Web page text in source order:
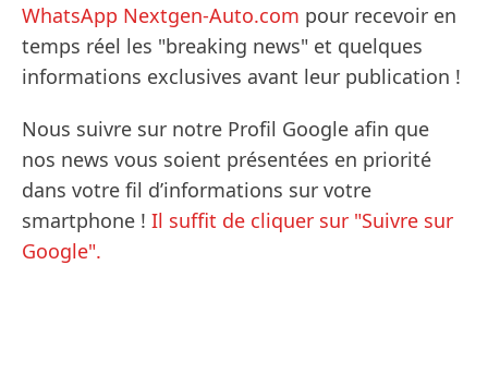
WhatsApp Nextgen-Auto.com pour recevoir en
temps réel les "breaking news" et quelques
informations exclusives avant leur publication !
Nous suivre sur notre Profil Google afin que
nos news vous soient présentées en priorité
dans votre fil d’informations sur votre
smartphone ! Il suffit de cliquer sur "Suivre sur
Google".